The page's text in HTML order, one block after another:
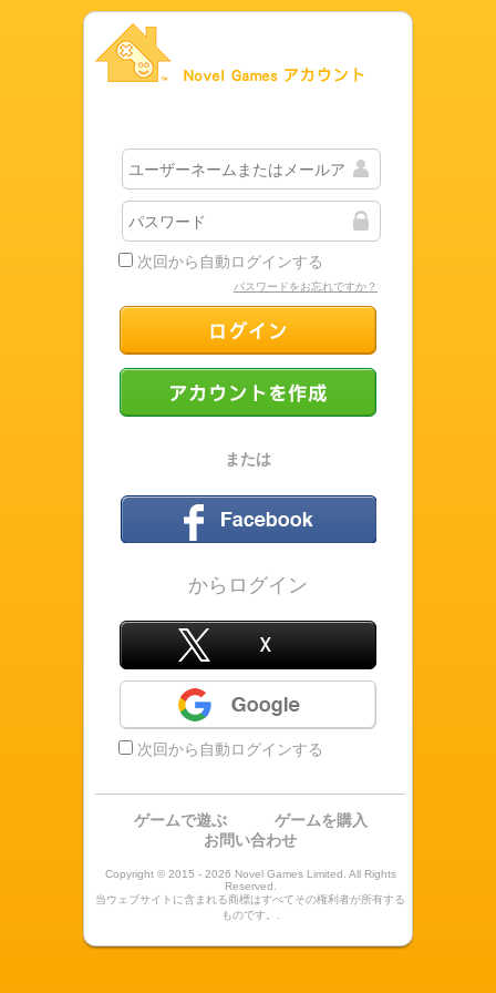
次回から自動ログインする
パスワードをお忘れですか？
または
からログイン
X
Google
次回から自動ログインする
ゲームで遊ぶ
ゲームを購入
お問い合わせ
Copyright © 2015 - 2026 Novel Games Limited. All Rights
Reserved.
当ウェブサイトに含まれる商標はすべてその権利者が所有する
ものです。.